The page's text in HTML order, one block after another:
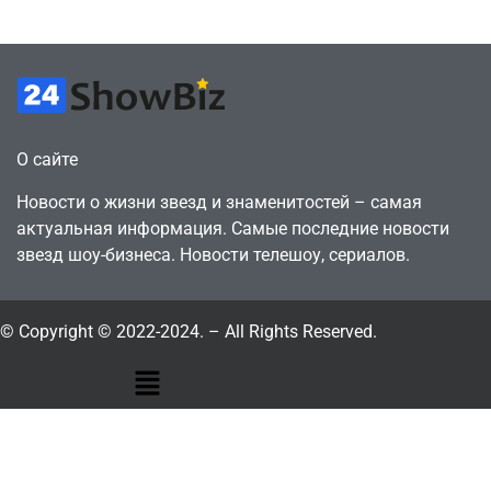
О сайте
Новости о жизни звезд и знаменитостей – самая
актуальная информация. Самые последние новости
звезд шоу-бизнеса. Новости телешоу, сериалов.
© Copyright © 2022-2024. – All Rights Reserved.